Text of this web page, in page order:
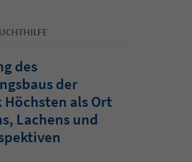
des
der
als Ort
Lachens und